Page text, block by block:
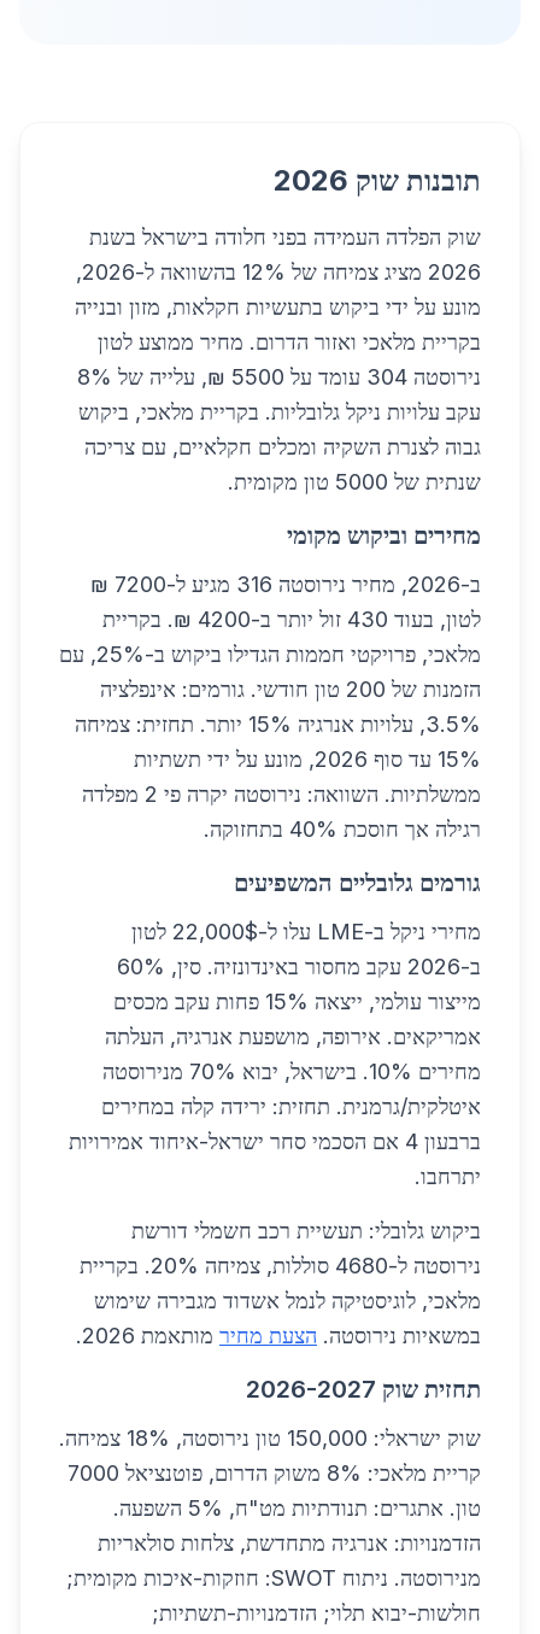
תובנות שוק 2026
שוק הפלדה העמידה בפני חלודה בישראל בשנת
2026 מציג צמיחה של 12% בהשוואה ל-2026,
מונע על ידי ביקוש בתעשיות חקלאות, מזון ובנייה
בקריית מלאכי ואזור הדרום. מחיר ממוצע לטון
נירוסטה 304 עומד על 5500 ₪, עלייה של 8%
עקב עלויות ניקל גלובליות. בקריית מלאכי, ביקוש
גבוה לצנרת השקיה ומכלים חקלאיים, עם צריכה
שנתית של 5000 טון מקומית.
מחירים וביקוש מקומי
ב-2026, מחיר נירוסטה 316 מגיע ל-7200 ₪
לטון, בעוד 430 זול יותר ב-4200 ₪. בקריית
מלאכי, פרויקטי חממות הגדילו ביקוש ב-25%, עם
הזמנות של 200 טון חודשי. גורמים: אינפלציה
3.5%, עלויות אנרגיה 15% יותר. תחזית: צמיחה
15% עד סוף 2026, מונע על ידי תשתיות
ממשלתיות. השוואה: נירוסטה יקרה פי 2 מפלדה
רגילה אך חוסכת 40% בתחזוקה.
גורמים גלובליים המשפיעים
מחירי ניקל ב-LME עלו ל-22,000$ לטון
ב-2026 עקב מחסור באינדונזיה. סין, 60%
מייצור עולמי, ייצאה 15% פחות עקב מכסים
אמריקאים. אירופה, מושפעת אנרגיה, העלתה
מחירים 10%. בישראל, יבוא 70% מנירוסטה
איטלקית/גרמנית. תחזית: ירידה קלה במחירים
ברבעון 4 אם הסכמי סחר ישראל-איחוד אמירויות
יתרחבו.
ביקוש גלובלי: תעשיית רכב חשמלי דורשת
נירוסטה ל-4680 סוללות, צמיחה 20%. בקריית
מלאכי, לוגיסטיקה לנמל אשדוד מגבירה שימוש
במשאיות נירוסטה. הצעת מחיר מותאמת 2026.
תחזית שוק 2026-2027
שוק ישראלי: 150,000 טון נירוסטה, 18% צמיחה.
קריית מלאכי: 8% משוק הדרום, פוטנציאל 7000
טון. אתגרים: תנודתיות מט"ח, 5% השפעה.
הזדמנויות: אנרגיה מתחדשת, צלחות סולאריות
מנירוסטה. ניתוח SWOT: חוזקות-איכות מקומית;
חולשות-יבוא תלוי; הזדמנויות-תשתיות;